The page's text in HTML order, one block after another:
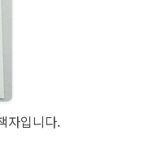
자입니다.